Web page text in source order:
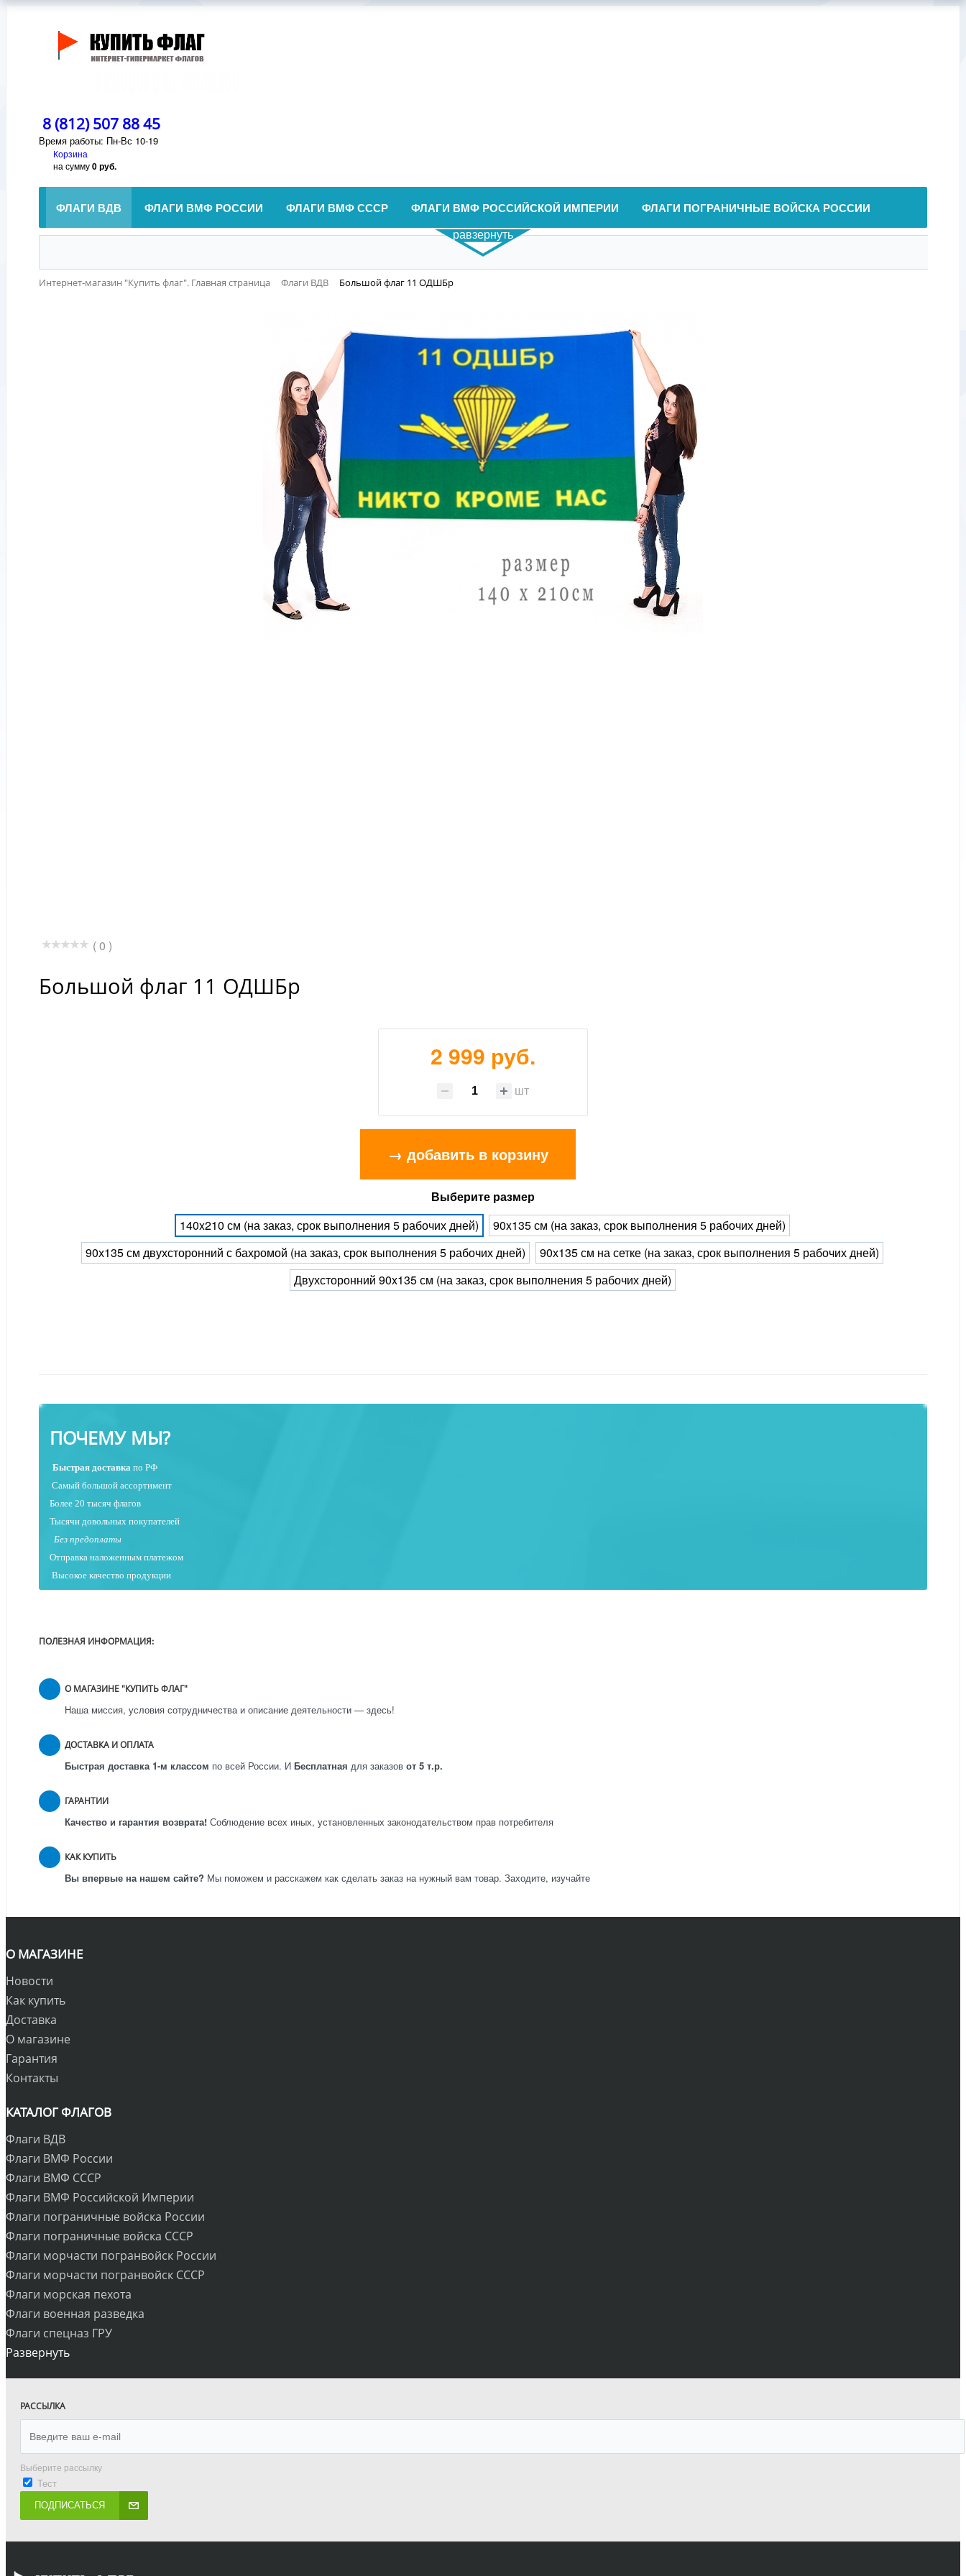
8 (812) 507 88 45
Время работы: Пн-Вс 10-19
Корзина
на сумму0 руб.
ФЛАГИ ВДВ ФЛАГИ ВМФ РОССИИ ФЛАГИ ВМФ СССР ФЛАГИ ВМФ РОССИЙСКОЙ ИМПЕРИИ ФЛАГИ ПОГРАНИЧНЫЕ ВОЙСКА РОССИИ
равзернуть
Интернет-магазин "Купить флаг". Главная страница Флаги ВДВ Большой флаг 11 ОДШБр
( 0 )
Большой флаг 11 ОДШБр
2 999 руб.
шт
→ добавить в корзину
Выберите размер
140x210 см (на заказ, срок выполнения 5 рабочих дней)
90x135 см (на заказ, срок выполнения 5 рабочих дней)
90х135 см двухсторонний с бахромой (на заказ, срок выполнения 5 рабочих дней)
90х135 см на сетке (на заказ, срок выполнения 5 рабочих дней)
Двухсторонний 90x135 см (на заказ, срок выполнения 5 рабочих дней)
ПОЧЕМУ МЫ?
Быстрая доставка по РФ
Самый большой ассортимент
Более 20 тысяч флагов
Тысячи довольных покупателей
Без предоплаты
Отправка наложенным платежом
Высокое качество продукции
ПОЛЕЗНАЯ ИНФОРМАЦИЯ:
О МАГАЗИНЕ "КУПИТЬ ФЛАГ"
Наша миссия, условия сотрудничества и описание деятельности — здесь!
ДОСТАВКА И ОПЛАТА
Быстрая доставка 1-м классом по всей России. И Бесплатная для заказов от 5 т.р.
ГАРАНТИИ
Качество и гарантия возврата! Соблюдение всех иных, установленных законодательством прав потребителя
КАК КУПИТЬ
Вы впервые на нашем сайте? Мы поможем и расскажем как сделать заказ на нужный вам товар. Заходите, изучайте
О МАГАЗИНЕ
Новости
Как купить
Доставка
О магазине
Гарантия
Контакты
КАТАЛОГ ФЛАГОВ
Флаги ВДВ
Флаги ВМФ России
Флаги ВМФ СССР
Флаги ВМФ Российской Империи
Флаги пограничные войска России
Флаги пограничные войска СССР
Флаги морчасти погранвойск России
Флаги морчасти погранвойск СССР
Флаги морская пехота
Флаги военная разведка
Флаги спецназ ГРУ
Развернуть
РАССЫЛКА
Выберите рассылку
Тест
ПОДПИСАТЬСЯ